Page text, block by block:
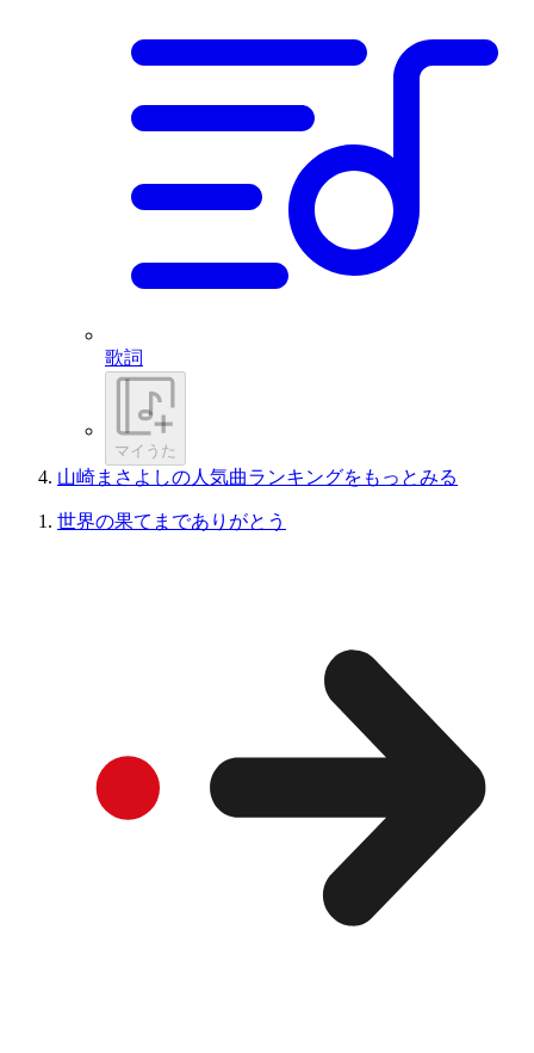
歌詞
マイうた
山崎まさよしの人気曲ランキングをもっとみる
世界の果てまでありがとう